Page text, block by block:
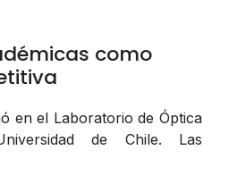
como
en el Laboratorio de Óptica
de Chile. Las